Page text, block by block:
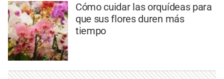
Cómo cuidar las orquídeas para
que sus flores duren más
tiempo